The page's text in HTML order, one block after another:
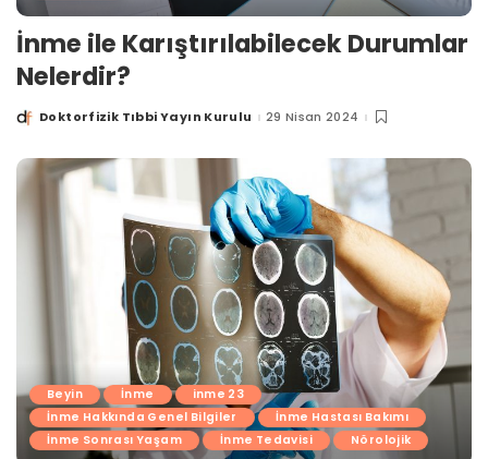
İnme ile Karıştırılabilecek Durumlar
Nelerdir?
PostedDoktorfizik Tıbbi Yayın Kurulu 29 Nisan 2024
Beyin İnme
inme 23
İnme Hakkında Genel Bilgiler
İnme Hastası Bakımı
İnme Sonrası Yaşam
İnme Tedavisi Nörolojik